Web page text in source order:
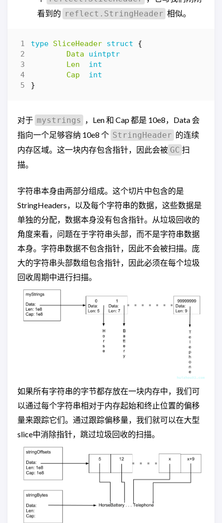
看到的 reflect.StringHeader 相似。
type SliceHeader struct
{
Data
uintptr
Len
int
Cap
int
}
对于 mystrings ，Len 和 Cap 都是 10e8，Data 会
指向一个足够容纳 10e8 个 StringHeader 的连续
内存区域。这一块内存包含指针，因此会被 GC 扫
描。
字符串本身由两部分组成。这个切片中包含的是
StringHeaders，以及每个字符串的数据，这些数据是
单独的分配，数据本身没有包含指针。从垃圾回收的
角度来看，问题在于字符串头部，而不是字符串数据
本身。字符串数据不包含指针，因此不会被扫描。庞
大的字符串头部数组包含指针，因此必须在每个垃圾
回收周期中进行扫描。
如果所有字符串的字节都存放在一块内存中，我们可
以通过每个字符串相对于内存起始和终止位置的偏移
量来跟踪它们。通过跟踪偏移量，我们就可以在大型
slice中消除指针，跳过垃圾回收的扫描。